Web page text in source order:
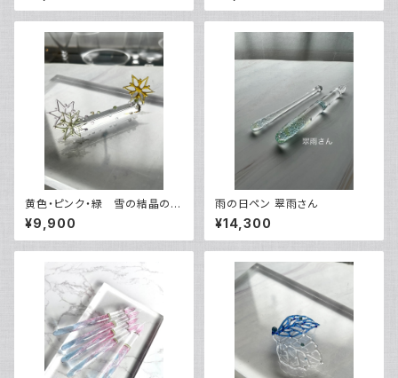
黄色・ピンク・緑 雪の結晶のペ
ンレスト
¥9,900
雨の日ペン 翠雨さん
¥14,300